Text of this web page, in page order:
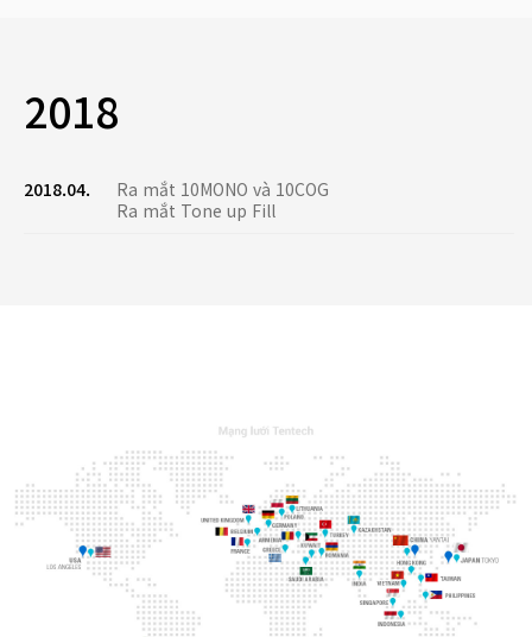
2018
2018.04.
Ra mắt 10MONO và 10COG
Ra mắt Tone up Fill